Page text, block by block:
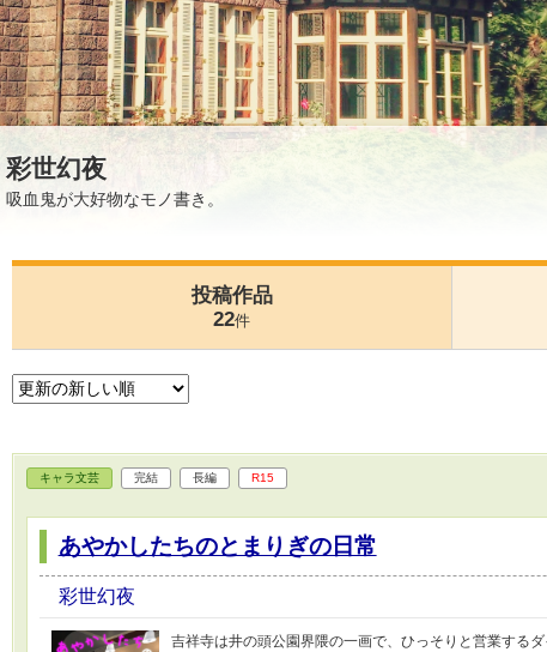
彩世幻夜
吸血鬼が大好物なモノ書き。
投稿作品
22件
キャラ文芸 完結 長編 R15
あやかしたちのとまりぎの日常
彩世幻夜
吉祥寺は井の頭公園界隈の一画で、ひっそりと営業する